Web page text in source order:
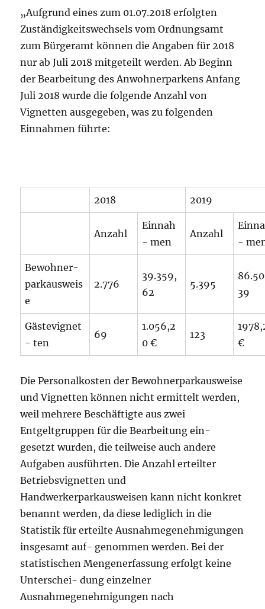
„Aufgrund eines zum 01.07.2018 erfolgten
Zuständigkeitswechsels vom Ordnungsamt
zum Bürgeramt können die Angaben für 2018
nur ab Juli 2018 mitgeteilt werden. Ab Beginn
der Bearbeitung des Anwohnerparkens Anfang
Juli 2018 wurde die folgende Anzahl von
Vignetten ausgegeben, was zu folgenden
Einnahmen führte:
2018 2019
Anzahl
Einnah
- men
Anzahl
-
Bewohner-
parkausweis
e
2.776
39.359,
62
5.395
39
Gästevignet
- ten
69
1.056,2
0 €
123
€
Die Personalkosten der Bewohnerparkausweise
und Vignetten können nicht ermittelt werden,
weil mehrere Beschäftigte aus zwei
Entgeltgruppen für die Bearbeitung ein-
gesetzt wurden, die teilweise auch andere
Aufgaben ausführten. Die Anzahl erteilter
Betriebsvignetten und
Handwerkerparkausweisen kann nicht konkret
benannt werden, da diese lediglich in die
Statistik für erteilte Ausnahmegenehmigungen
insgesamt auf- genommen werden. Bei der
statistischen Mengenerfassung erfolgt keine
Unterschei- dung einzelner
Ausnahmegenehmigungen nach